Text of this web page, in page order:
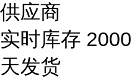
供应商
实时库存
天发货